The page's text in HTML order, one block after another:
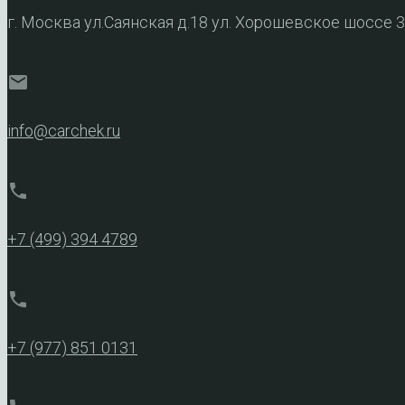
г. Москва ул.Саянская д.18 ул. Хорошевское шоссе
mail
info@carchek.ru
phone
+7 (499) 394 4789
phone
+7 (977) 851 0131